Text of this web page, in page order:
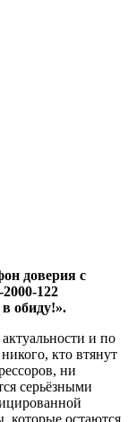
доверия с
122
обиду!».
и по
кто втянут
ни
серьёзными
которые остаются